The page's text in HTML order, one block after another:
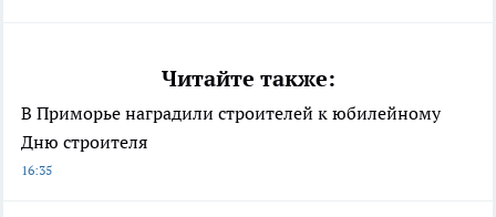
Читайте также:
В Приморье наградили строителей к юбилейному
Дню строителя
16:35